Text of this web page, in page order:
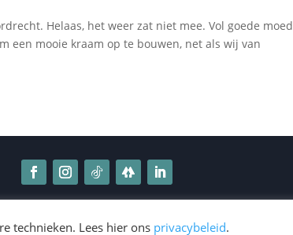
Helaas, het weer zat niet mee. Vol goede moed
een mooie kraam op te bouwen, net als wij van
NL | Algemene voorwaarden | Privacybeleid
technieken. Lees hier ons privacybeleid.